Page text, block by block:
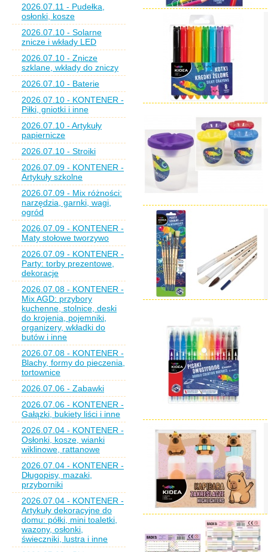
2026.07.11 - Pudełka,
osłonki, kosze
2026.07.10 - Solarne
znicze i wkłady LED
2026.07.10 - Znicze
szklane, wkłady do zniczy
2026.07.10 - Baterie
2026.07.10 - KONTENER -
Piłki, gniotki i inne
2026.07.10 - Artykuły
papiernicze
2026.07.10 - Stroiki
2026.07.09 - KONTENER -
Artykuły szkolne
2026.07.09 - Mix różności:
narzędzia, garnki, wagi,
ogród
2026.07.09 - KONTENER -
Maty stołowe tworzywo
2026.07.09 - KONTENER -
Party: torby prezentowe,
dekoracje
2026.07.08 - KONTENER -
Mix AGD: przybory
kuchenne, stolnice, deski
do krojenia, pojemniki,
organizery, wkładki do
butów i inne
2026.07.08 - KONTENER -
Blachy, formy do pieczenia,
tortownice
2026.07.06 - Zabawki
2026.07.06 - KONTENER -
Gałązki, bukiety liści i inne
2026.07.04 - KONTENER -
Osłonki, kosze, wianki
wiklinowe, rattanowe
2026.07.04 - KONTENER -
Długopisy, mazaki,
przyborniki
2026.07.04 - KONTENER -
Artykuły dekoracyjne do
domu: półki, mini toaletki,
wazony, osłonki,
świeczniki, lustra i inne